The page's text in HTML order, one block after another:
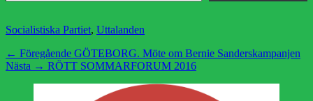
Kategorier
Socialistiska Partiet, Uttalanden
Inläggsnavigering
← Föregående Föregående
inlägg:
GÖTEBORG. Möte om Bernie Sanderskampanjen
Nästa → Nästa
RÖTT SOMMARFORUM 2016